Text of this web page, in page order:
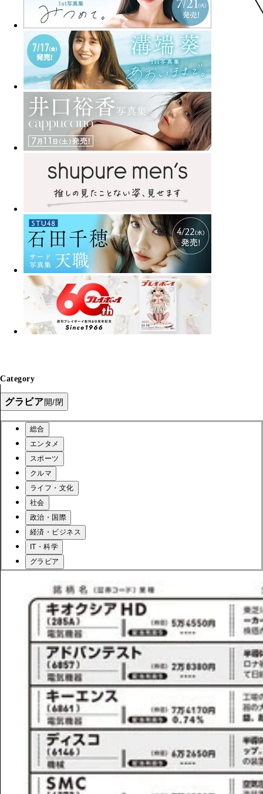
Category
グラビア開/閉
総合
エンタメ
スポーツ
クルマ
ライフ・文化
社会
政治・国際
経済・ビジネス
IT・科学
グラビア